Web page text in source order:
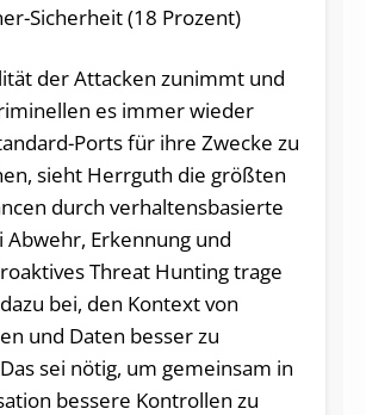
Sicherheit (18 Prozent)
der Attacken zunimmt und
es immer wieder
Ports für ihre Zwecke zu
sieht Herrguth die größten
durch verhaltensbasierte
Abwehr, Erkennung und
Threat Hunting trage
bei, den Kontext von
und Daten besser zu
sei nötig, um gemeinsam in
bessere Kontrollen zu